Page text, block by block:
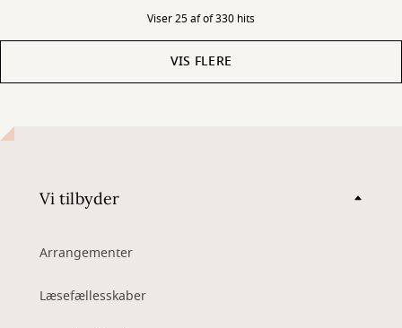
Viser 25 af of 330 hits
VIS FLERE
Vi tilbyder
Arrangementer
Læsefællesskaber